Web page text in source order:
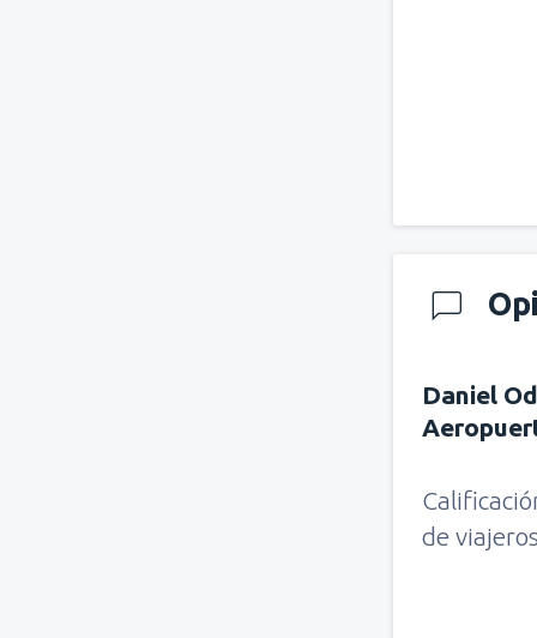
Daniel
de